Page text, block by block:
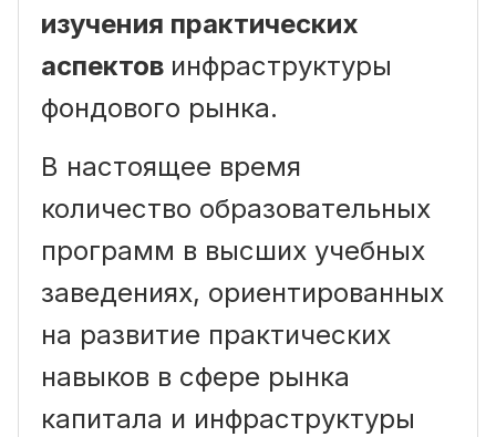
изучения практических
аспектов инфраструктуры
фондового рынка.
В настоящее время
количество образовательных
программ в высших учебных
заведениях, ориентированных
на развитие практических
навыков в сфере рынка
капитала и инфраструктуры